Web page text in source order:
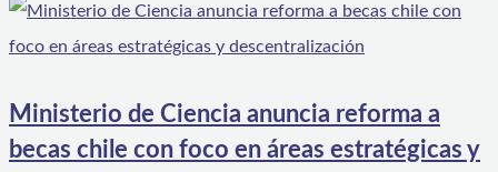
Ministerio de Ciencia anuncia reforma a
becas chile con foco en áreas estratégicas y